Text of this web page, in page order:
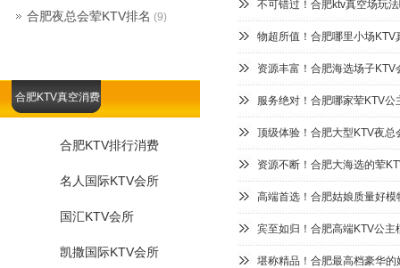
合肥KTV真空消费
合肥KTV排行消费
名人国际KTV会所
国汇KTV会所
凯撒国际KTV会所
不可错过！合肥ktv真空场玩
物超所值！合肥哪里小场
资源丰富！合肥海选场子
服务绝对！合肥哪家荤KTV
顶级体验！合肥大型KTV夜
资源不断！合肥大海选的荤
高端首选！合肥姑娘质量好
宾至如归！合肥高端KTV公
堪称精品！合肥最高档豪华
合肥夜总会荤KTV排名 (9)